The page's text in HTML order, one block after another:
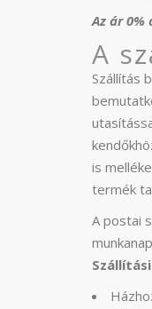
Az ár
A
Szállítás
is
termék
A postai